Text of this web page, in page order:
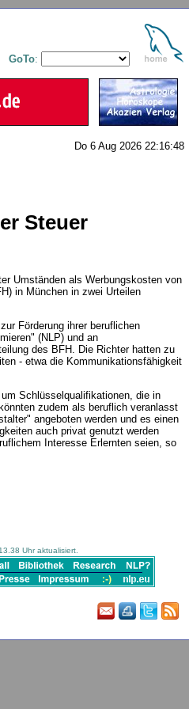
GoTo:
Do 6 Aug 2026 22:16:48
Steuer
Umständen als Werbungskosten von
in München in zwei Urteilen
Förderung ihrer beruflichen
(NLP) und an
des BFH. Die Richter hatten zu
- etwa die Kommunikationsfähigkeit
Schlüsselqualifikationen, die in
zudem als beruflich veranlasst
angeboten werden und es einen
auch privat genutzt werden
Interesse Erlernten seien, so
Uhr aktualisiert.